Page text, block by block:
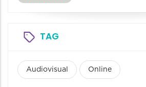
TAG
Audiovisual Online